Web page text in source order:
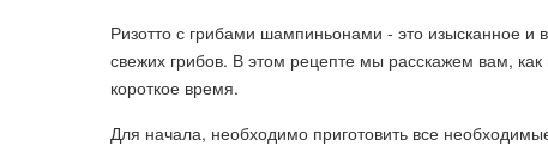
Ризотто с грибами шампиньонами - это изысканное и
свежих грибов. В этом рецепте мы расскажем вам,
короткое время.
Для начала, необходимо приготовить все